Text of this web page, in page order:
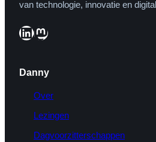
van technologie, innovatie en
LinkedIn Mastodon
Danny
Over
Lezingen
Dagvoorzitterschappen